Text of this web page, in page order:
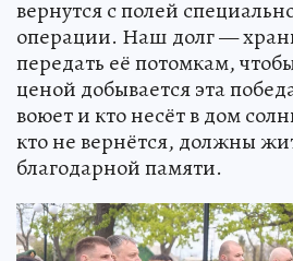
вернутся с полей
операции. Наш долг —
передать её потомкам,
ценой добывается эта
воюет и кто несёт в дом
кто не вернётся, должны
благодарной памяти.